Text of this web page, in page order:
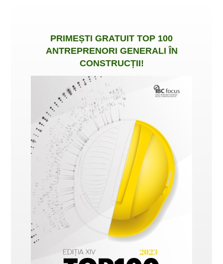
PRIMEȘTI GRATUIT TOP 100
ANTREPRENORI GENERALI ÎN
CONSTRUCȚII!